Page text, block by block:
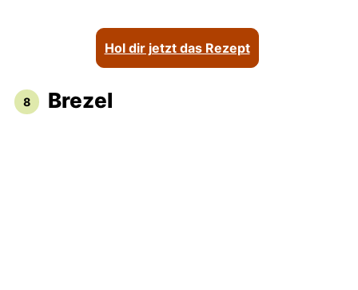
Hol dir jetzt das Rezept
Brezel